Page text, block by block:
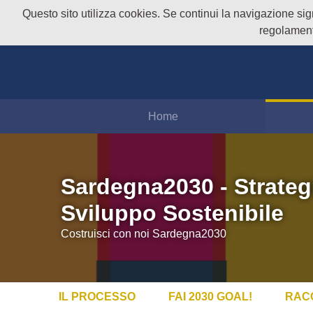
Questo sito utilizza cookies. Se continui la navigazione
Home
Sardegna2030 -
Sviluppo Sostenibile
Costruisci con noi Sardegna2030
IL PROCESSO FAI 2030 GOAL!